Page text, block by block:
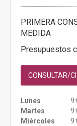
PRIMERA
MEDIDA
Presupuestos
CONSULTAR/
Lunes
Martes
Miércoles